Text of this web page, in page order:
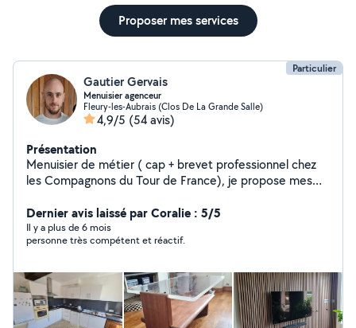
Proposer mes services
Particulier
Gautier Gervais
Menuisier agenceur
Fleury-les-Aubrais (Clos De La Grande Salle)
4,9/5 (54 avis)
Présentation
Menuisier de métier ( cap + brevet professionnel chez
les Compagnons du Tour de France), je propose mes
meubles, fabrication, manutention, bricolage et diverses
autres missions. Je suis équipé d'une visseuse et d'une
caisse à outils ainsi que divers outils portatifs.
Dernier avis laissé par Coralie : 5/5
Il y a plus de 6 mois
personne très compétent et réactif.